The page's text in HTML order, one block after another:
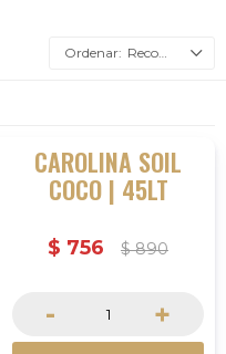
Recomendados
CAROLINA SOIL
COCO | 45LT
$ 756 $ 890
- +